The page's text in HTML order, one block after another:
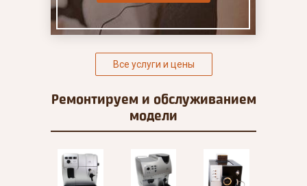
Все услуги и цены
Ремонтируем и обслуживанием
модели